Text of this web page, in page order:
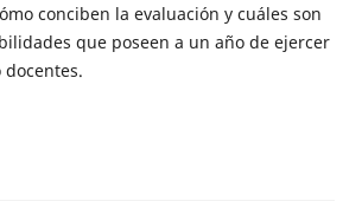
conciben la evaluación y cuáles son
que poseen a un año de ejercer